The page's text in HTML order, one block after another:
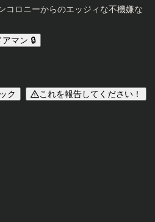
コロニーからのエッジィな不機嫌な
マン 🔒
ク これを報告してください！